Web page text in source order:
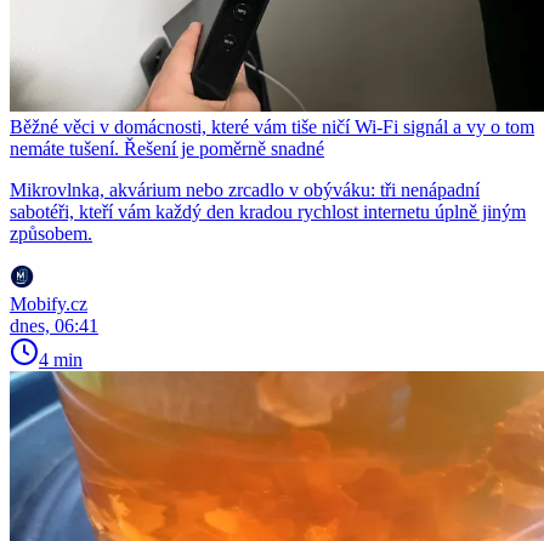
Běžné věci v domácnosti, které vám tiše ničí Wi-Fi signál a vy o tom
nemáte tušení. Řešení je poměrně snadné
Mikrovlnka, akvárium nebo zrcadlo v obýváku: tři nenápadní
sabotéři, kteří vám každý den kradou rychlost internetu úplně jiným
způsobem.
Mobify.cz
dnes, 06:41
4 min